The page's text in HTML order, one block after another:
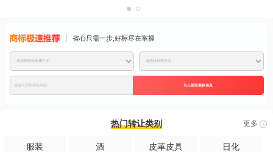
省心只需一步,好标尽在掌握
商标免费推
马上获取商标信息
更多
热门转让类别
服装 酒 皮革皮具 日化